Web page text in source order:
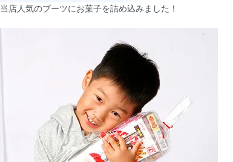
当店人気のブーツにお菓子を詰め込みました！